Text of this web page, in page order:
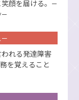
顔を届ける。
ー
れる発達障害
を覚えること